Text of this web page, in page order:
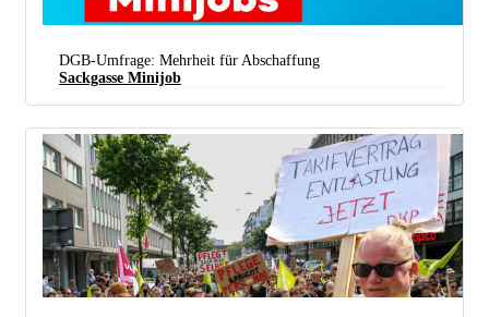
(Foto: Facebook)
DGB-Umfrage: Mehrheit für Abschaffung
Sackgasse Minijob